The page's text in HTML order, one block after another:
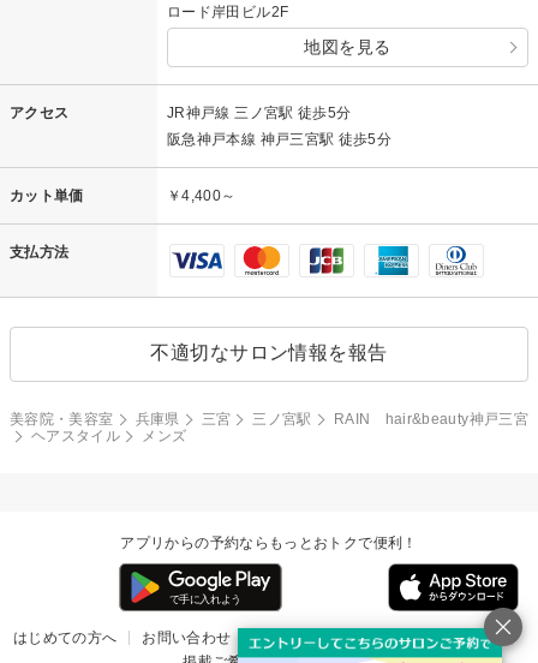
ロード岸田ビル2F
地図を見る
アクセス
JR神戸線 三ノ宮駅 徒歩5分
阪急神戸本線 神戸三宮駅 徒歩5分
カット単価 ￥4,400～
支払方法
不適切なサロン情報を報告
美容院・美容室 兵庫県 三宮 三ノ宮駅
RAIN hair&beauty神戸三宮
ヘアスタイル
メンズ
アプリからの予約ならもっとおトクで便利！
はじめての方へ お問い合わせ ヘルプ リリース情報
利用規約